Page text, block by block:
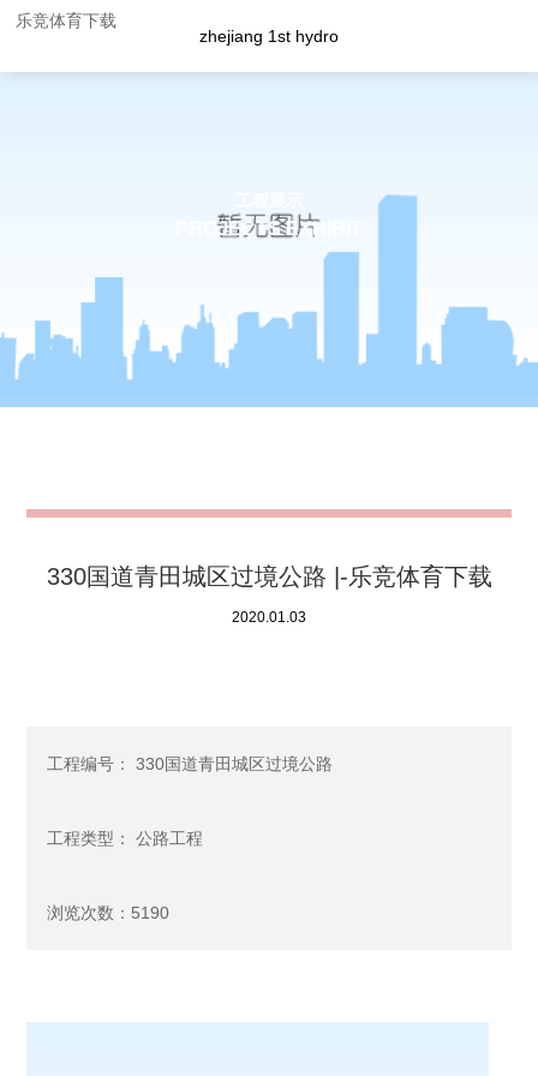
乐竞体育下载
zhejiang 1st hydro
PROJECTS EXHIBIT
330国道青田城区过境公路 |-乐竞体育下载
2020.01.03
工程编号： 330国道青田城区过境公路
工程类型： 公路工程
浏览次数：5190